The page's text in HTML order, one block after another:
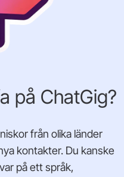
på ChatGig?
från olika länder
kontakter. Du kanske
på ett språk,